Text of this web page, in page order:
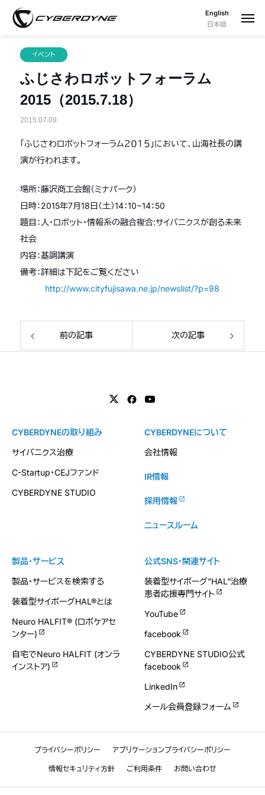
English
日本語
イベント
ふじさわロボットフォーラム
2015（2015.7.18）
2015.07.09
「ふじさわロボットフォーラム２０１５」において、山海社長の講
演が行われます。
場所：藤沢商工会館（ミナパーク）
日時：2015年7月18日（土）14：10−14：50
題目：人・ロボット・情報系の融合複合:サイバニクスが創る未来
社会
内容：基調講演
備考：詳細は下記をご覧ください
http://www.cityfujisawa.ne.jp/newslist/?p=98
前の記事 次の記事
製品・サービス
製品・サービスを検索する
装着型サイボーグHAL®とは
Neuro HALFIT® (ロボケアセ
ンター)
自宅でNeuro HALFIT (オンラ
インストア)
CYBERDYNEの取り組み
サイバニクス治療
C-Startup・CEJファンド
CYBERDYNE STUDIO
CYBERDYNEについて
会社情報
IR情報
採用情報
ニュースルーム
公式SNS・関連サイト
装着型サイボーグ”HAL”治療
患者応援専門サイト
YouTube
facebook
CYBERDYNE STUDIO公式
facebook
LinkedIn
メール会員登録フォーム
プライバシーポリシー アプリケーションプライバシーポリシー
情報セキュリティ方針 ご利用条件 お問い合わせ